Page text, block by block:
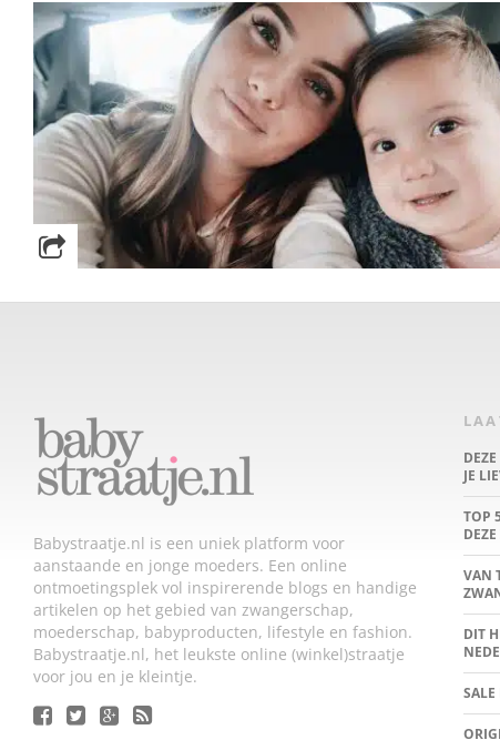
Babystraatje.nl is een uniek platform voor
aanstaande en jonge moeders. Een online
ontmoetingsplek vol inspirerende blogs en handige
artikelen op het gebied van zwangerschap,
moederschap, babyproducten, lifestyle en fashion.
Babystraatje.nl, het leukste online (winkel)straatje
voor jou en je kleintje.
JE
TOP
VAN
DIT